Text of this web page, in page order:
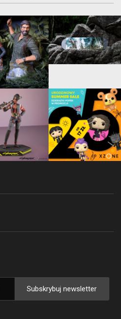
Subskrybuj newsletter